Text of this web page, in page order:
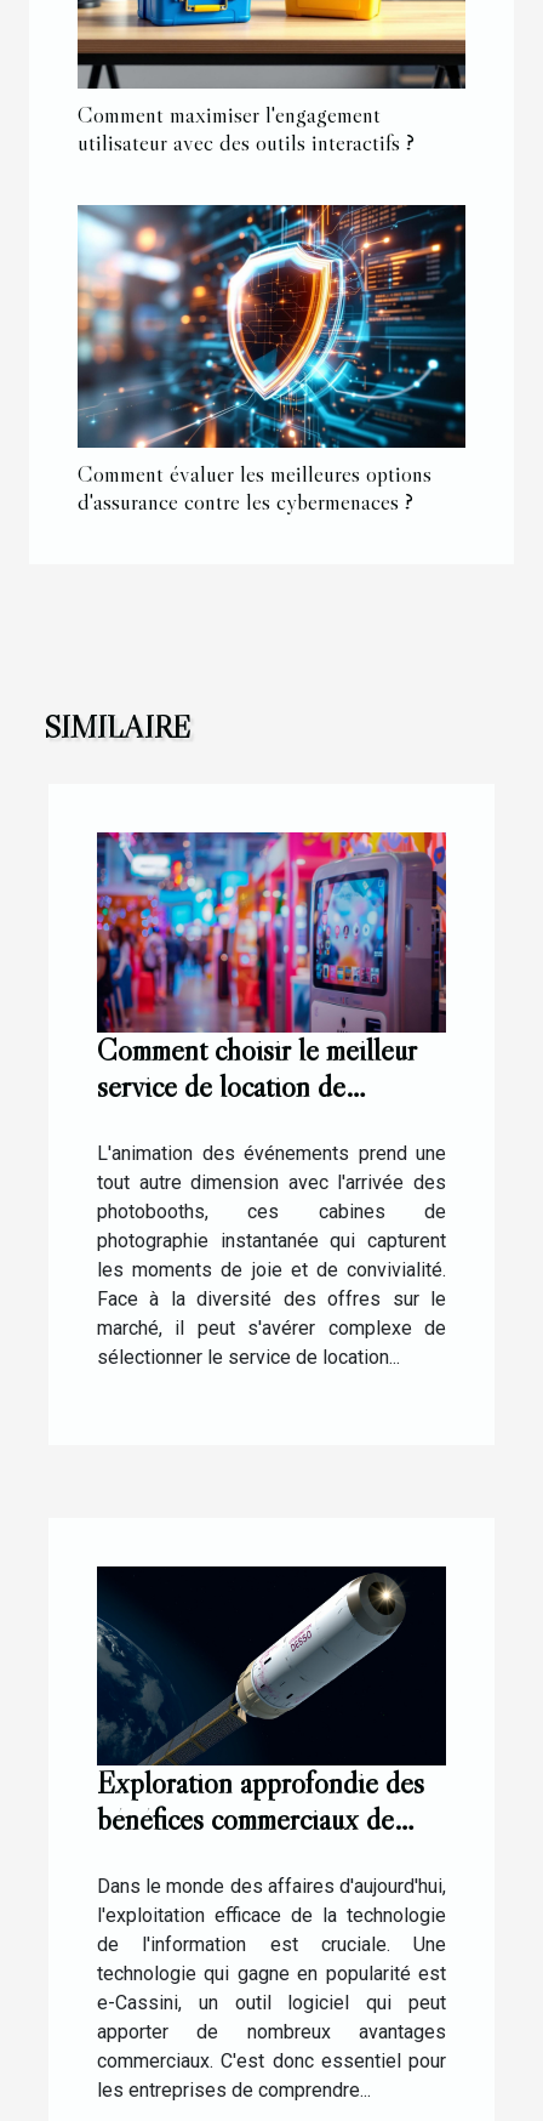
Comment maximiser l'engagement
utilisateur avec des outils interactifs ?
Comment évaluer les meilleures options
d'assurance contre les cybermenaces ?
SIMILAIRE
Comment choisir le meilleur
service de location de
événements
L'animation des événements prend une
tout autre dimension avec l'arrivée des
photobooths, ces cabines de
photographie instantanée qui capturent
les moments de joie et de convivialité.
Face à la diversité des offres sur le
marché, il peut s'avérer complexe de
sélectionner le service de location...
Exploration approfondie des
bénéfices commerciaux de
Dans le monde des affaires d'aujourd'hui,
l'exploitation efficace de la technologie
de l'information est cruciale. Une
technologie qui gagne en popularité est
e-Cassini, un outil logiciel qui peut
apporter de nombreux avantages
commerciaux. C'est donc essentiel pour
les entreprises de comprendre...